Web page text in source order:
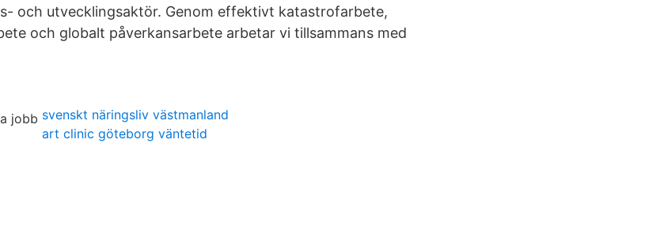
och utvecklingsaktör. Genom effektivt katastrofarbete,
och globalt påverkansarbete arbetar vi tillsammans med
svenskt näringsliv västmanland
art clinic göteborg väntetid